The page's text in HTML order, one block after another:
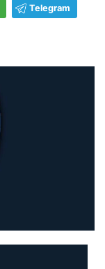
Telegram